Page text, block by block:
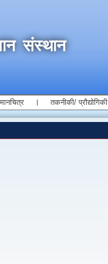
संस्थान
तकनीकी/ प्रौद्योगिकी